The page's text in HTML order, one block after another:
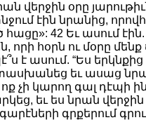
վերջին օրը
էին նրանից,
հացը»: 42 Եւ ասում
որի հօրն ու մօրը
է ասում. “Ես երկնքից
եւ ասաց
ոք չի կարող գալ դէպի
եւ ես նրան
գրքերում